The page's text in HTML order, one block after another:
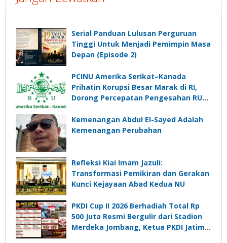
Serial Panduan Lulusan Perguruan
Tinggi Untuk Menjadi Pemimpin Masa
Depan (Episode 2)
PCINU Amerika Serikat–Kanada
Prihatin Korupsi Besar Marak di RI,
Dorong Percepatan Pengesahan RUU
Kemenangan Abdul El-Sayed Adalah
Kemenangan Perubahan
Refleksi Kiai Imam Jazuli:
Transformasi Pemikiran dan Gerakan
Kunci Kejayaan Abad Kedua NU
PKDI Cup II 2026 Berhadiah Total Rp
500 Juta Resmi Bergulir dari Stadion
Merdeka Jombang, Ketua PKDI Jatim: